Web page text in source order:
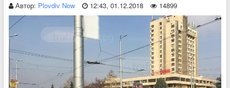
Автор: Plovdiv Now 12:43, 01.12.2018 14899